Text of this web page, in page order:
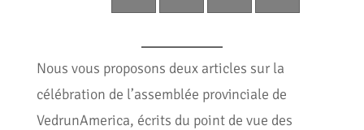
Nous vous proposons deux articles sur la
célébration de l’assemblée provinciale de
VedrunAmerica, écrits du point de vue des